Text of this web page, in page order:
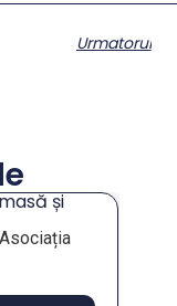
Urmatorul
și